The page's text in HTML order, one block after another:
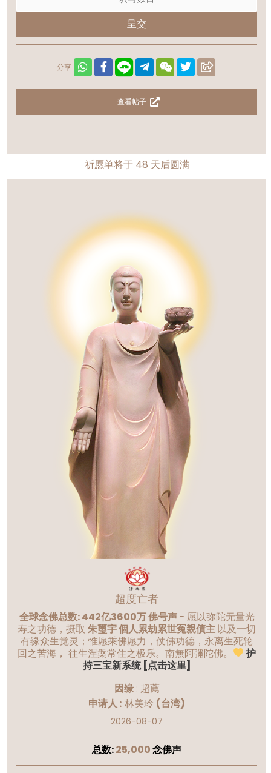
分享
查看帖子
呈交
祈愿单将于 48 天后圆满
超度亡者
全球念佛总数: 442亿3600万 佛号声- 愿以弥陀无量光
寿之功德，摄取 朱璽宇 個人累劫累世冤親債主以及一切
有缘众生觉灵；惟愿乘佛愿力，仗佛功德，永离生死轮
回之苦海， 往生涅槃常住之极乐。南無阿彌陀佛。
护
持三宝新系统 [点击这里]
因缘: 超薦
申请人 : 林美玲 (台湾)
2026-08-07
总数:25,000念佛声